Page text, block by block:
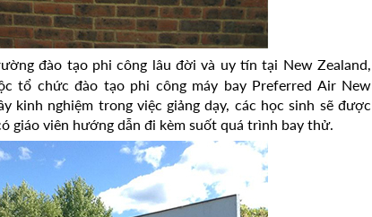
đào tạo phi công lâu đời và uy tín tại New Zealand,
tổ chức đào tạo phi công máy bay Preferred Air New
kinh nghiệm trong việc giảng dạy, các học sinh sẽ được
giáo viên hướng dẫn đi kèm suốt quá trình bay thử.